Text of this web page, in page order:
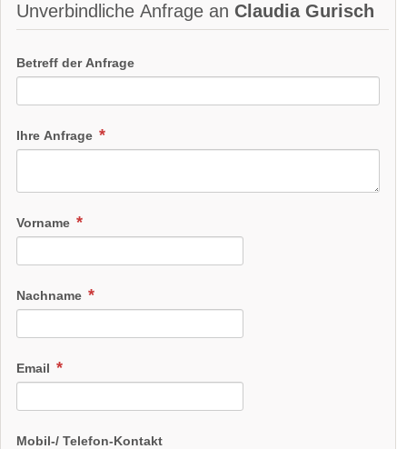
Unverbindliche Anfrage an Claudia Gurisch
Betreff der Anfrage
Ihre Anfrage
Vorname
Nachname
Email
Mobil-/ Telefon-Kontakt